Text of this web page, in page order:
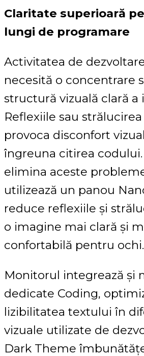
Claritate superioară
lungi de programare
Activitatea de
necesită o concentrare
structură vizuală clară a
Reflexiile sau
provoca disconfort
îngreuna citirea
elimina aceste
utilizează un panou
reduce reflexiile și
o imagine mai clară și
confortabilă pentru ochi.
Monitorul integrează și
dedicate Coding,
lizibilitatea textului în
vizuale utilizate de
Dark Theme